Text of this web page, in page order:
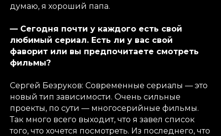
думаю, я хороший папа.
— Сегодня почти у каждого есть свой
любимый сериал. Есть ли у вас свой
фаворит или вы предпочитаете смотреть
фильмы?
Сергей Безруков: Современные сериалы — это
новый тип зависимости. Очень сильные
проекты, по сути — многосерийные фильмы.
Так много всего выходит, что я завел список
того, что хочется посмотреть. Из последнего, что